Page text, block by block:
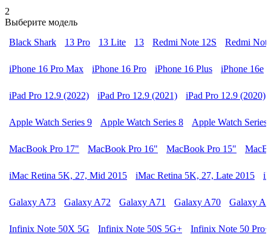
2
Выберите модель
Black Shark
13 Pro 13 Lite 13 Redmi Note 12S Redmi
iPhone 16 Pro Max iPhone 16 Pro iPhone 16 Plus iPhone 16e
iPad Pro 12.9 (2022) iPad Pro 12.9 (2021) iPad Pro 12.9 (2020)
Apple Watch Series 9 Apple Watch Series 8 Apple Watch Series
MacBook Pro 17" MacBook Pro 16" MacBook Pro 15"
iMac Retina 5K, 27, Mid 2015 iMac Retina 5K, 27, Late 2015
Galaxy A73 Galaxy A72 Galaxy A71 Galaxy A70 Galaxy
Infinix Note 50X 5G Infinix Note 50S 5G+ Infinix Note 50 Pro+